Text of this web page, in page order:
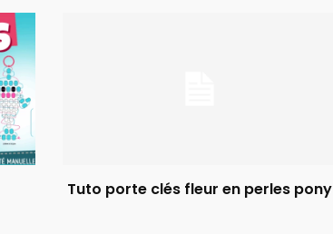
Tuto porte clés fleur en perles pony